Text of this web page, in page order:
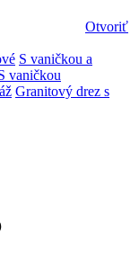
Otvoriť
S vaničkou a
vaničkou
Granitový drez s